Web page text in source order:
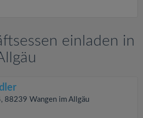
einladen in
88239 Wangen im Allgäu